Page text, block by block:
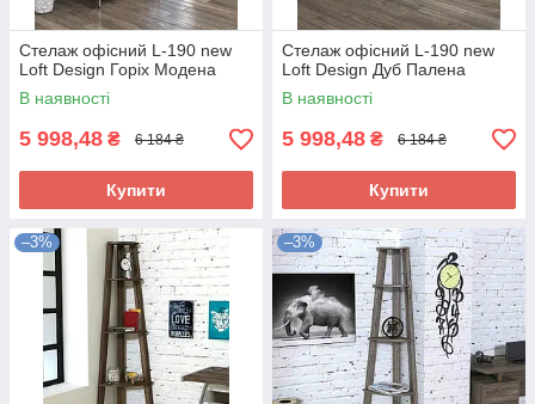
Стелаж офісний L-190 new
Loft Design Горіх Модена
В наявності
5 998,48 ₴ 6 184 ₴
Купити
Стелаж офісний L-190 new
Loft Design Дуб Палена
В наявності
5 998,48 ₴ 6 184 ₴
Купити
–3% –3%